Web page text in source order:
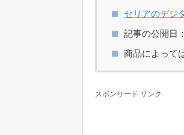
セリアのデジ
記事の公開日
商品によって
スポンサード リンク